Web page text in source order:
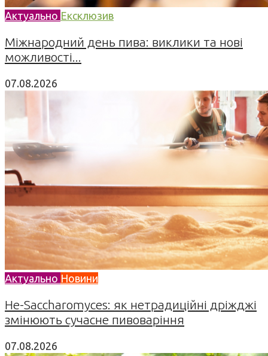
Актуально Ексклюзив
Міжнародний день пива: виклики та нові
можливості...
07.08.2026
Актуально Новини
Не-Saccharomyces: як нетрадиційні дріжджі
змінюють сучасне пивоваріння
07.08.2026